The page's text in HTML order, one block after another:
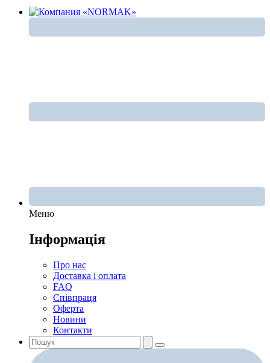
Меню
Інформація
Про нас
Доставка і оплата
FAQ
Співпраця
Оферта
Новини
Контакти